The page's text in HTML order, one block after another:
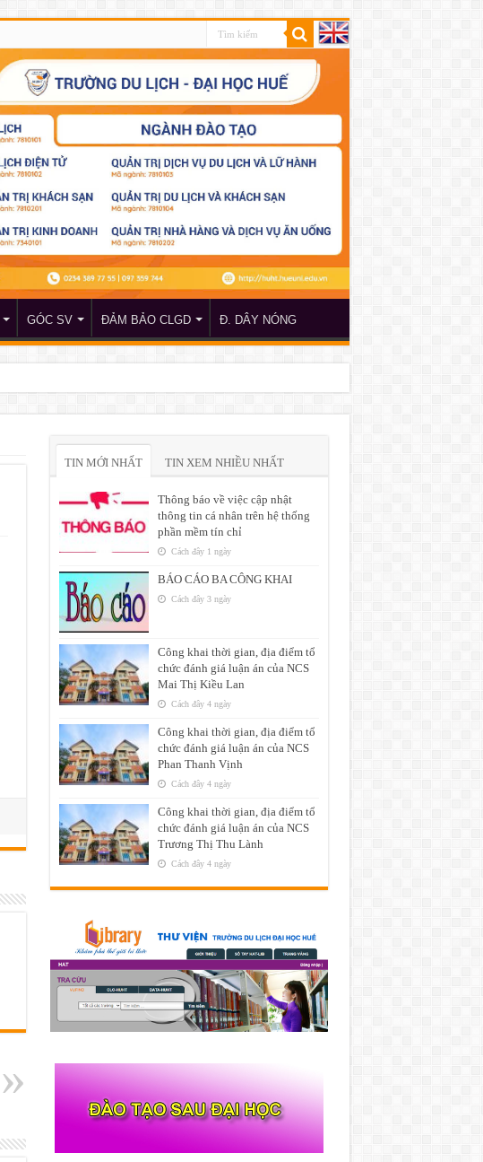
GÓC SV ĐẢM BẢO CLGD Đ. DÂY NÓNG
TIN MỚI NHẤT TIN XEM NHIỀU NHẤT
Thông báo về việc cập nhật
thông tin cá nhân trên hệ thống
phần mềm tín chỉ
Cách đây 1 ngày
BÁO CÁO BA CÔNG KHAI
Cách đây 3 ngày
Công khai thời gian, địa điểm tổ
chức đánh giá luận án của NCS
Mai Thị Kiều Lan
Cách đây 4 ngày
Công khai thời gian, địa điểm tổ
chức đánh giá luận án của NCS
Phan Thanh Vịnh
Cách đây 4 ngày
Công khai thời gian, địa điểm tổ
chức đánh giá luận án của NCS
Trương Thị Thu Lành
Cách đây 4 ngày